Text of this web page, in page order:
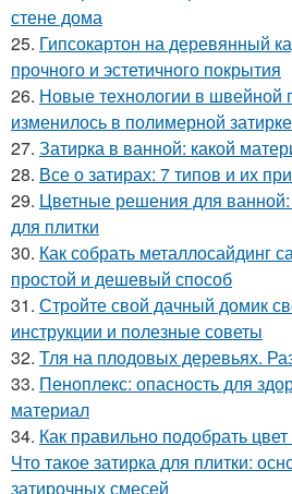
стене дома
25. Гипсокартон на деревянный
прочного и эстетичного покрытия
26. Новые технологии в швейной
изменилось в полимерной
27. Затирка в ванной: какой
28. Все о затирах: 7 типов и их
29. Цветные решения для ванной:
для плитки
30. Как собрать металлосайдинг
простой и дешевый способ
31. Стройте свой дачный домик
инструкции и полезные советы
32. Тля на плодовых деревьях.
33. Пеноплекс: опасность для
материал
34. Как правильно подобрать
Что такое затирка для плитки:
затирочных смесей